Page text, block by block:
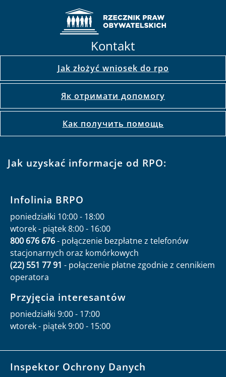
Kontakt
Jak złożyć wniosek do rpo
Як отримати допомогу
Как получить помощь
Jak uzyskać informacje od RPO:
Infolinia BRPO
poniedziałki 10:00 - 18:00
wtorek - piątek 8:00 - 16:00
800 676 676- połączenie bezpłatne z telefonów
stacjonarnych oraz komórkowych
(22) 551 77 91 - połączenie płatne zgodnie z cennikiem
operatora
Przyjęcia interesantów
poniedziałki 9:00 - 17:00
wtorek - piątek 9:00 - 15:00
Inspektor Ochrony Danych